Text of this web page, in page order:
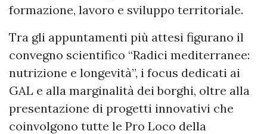
formazione, lavoro e sviluppo territoriale.
Tra gli appuntamenti più attesi figurano il
convegno scientifico “Radici mediterranee:
nutrizione e longevità”, i focus dedicati ai
GAL e alla marginalità dei borghi, oltre alla
presentazione di progetti innovativi che
coinvolgono tutte le Pro Loco della